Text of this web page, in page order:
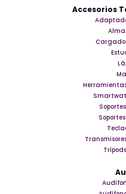
Accesorios